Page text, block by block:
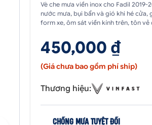
Vè che mưa viền inox cho Fadil
nước mưa, bụi bẩn và gió khi hé cửa,
form xe, ôm sát viền kính trên, tôn
450,000 ₫
(Giá chưa bao gồm phí ship)
Thương hiệu:
CHỐNG MƯA TUYỆT ĐỐI